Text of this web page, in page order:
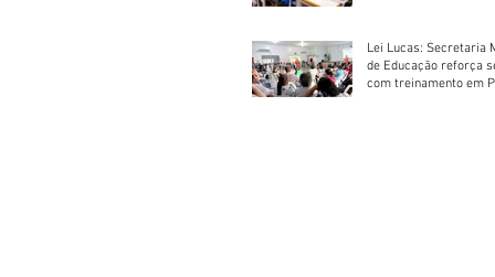
Lei Lucas: Secretaria
de Educação reforça
com treinamento em